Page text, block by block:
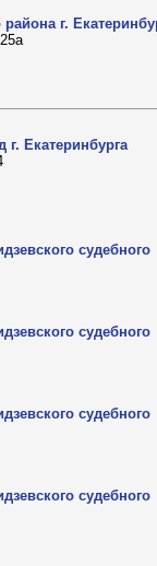
г.
Екатеринбурга
судебного
судебного
судебного
судебного